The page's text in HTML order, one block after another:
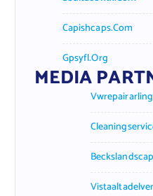
Capishcaps.com
Gpsyfl.org
MEDIA